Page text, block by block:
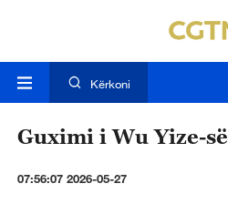
Kërkoni
Guximi i Wu Yize-së
07:56:07 2026-05-27